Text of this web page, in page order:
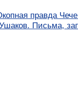
правда
Письма,